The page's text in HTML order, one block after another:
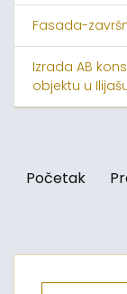
Fasada-
Izrada AB
objektu u
Početak